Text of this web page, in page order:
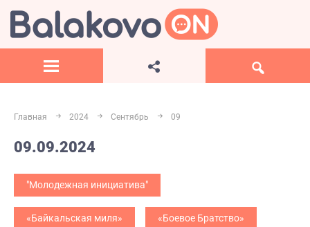
Главная 2024 Сентябрь 09
09.09.2024
"Молодежная инициатива"
«Байкальская миля» «Боевое Братство»